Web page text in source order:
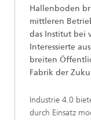
Hallenboden
mittleren
das Institut bei
Interessierte
breiten
Fabrik der
Industrie 4.0
durch Einsatz